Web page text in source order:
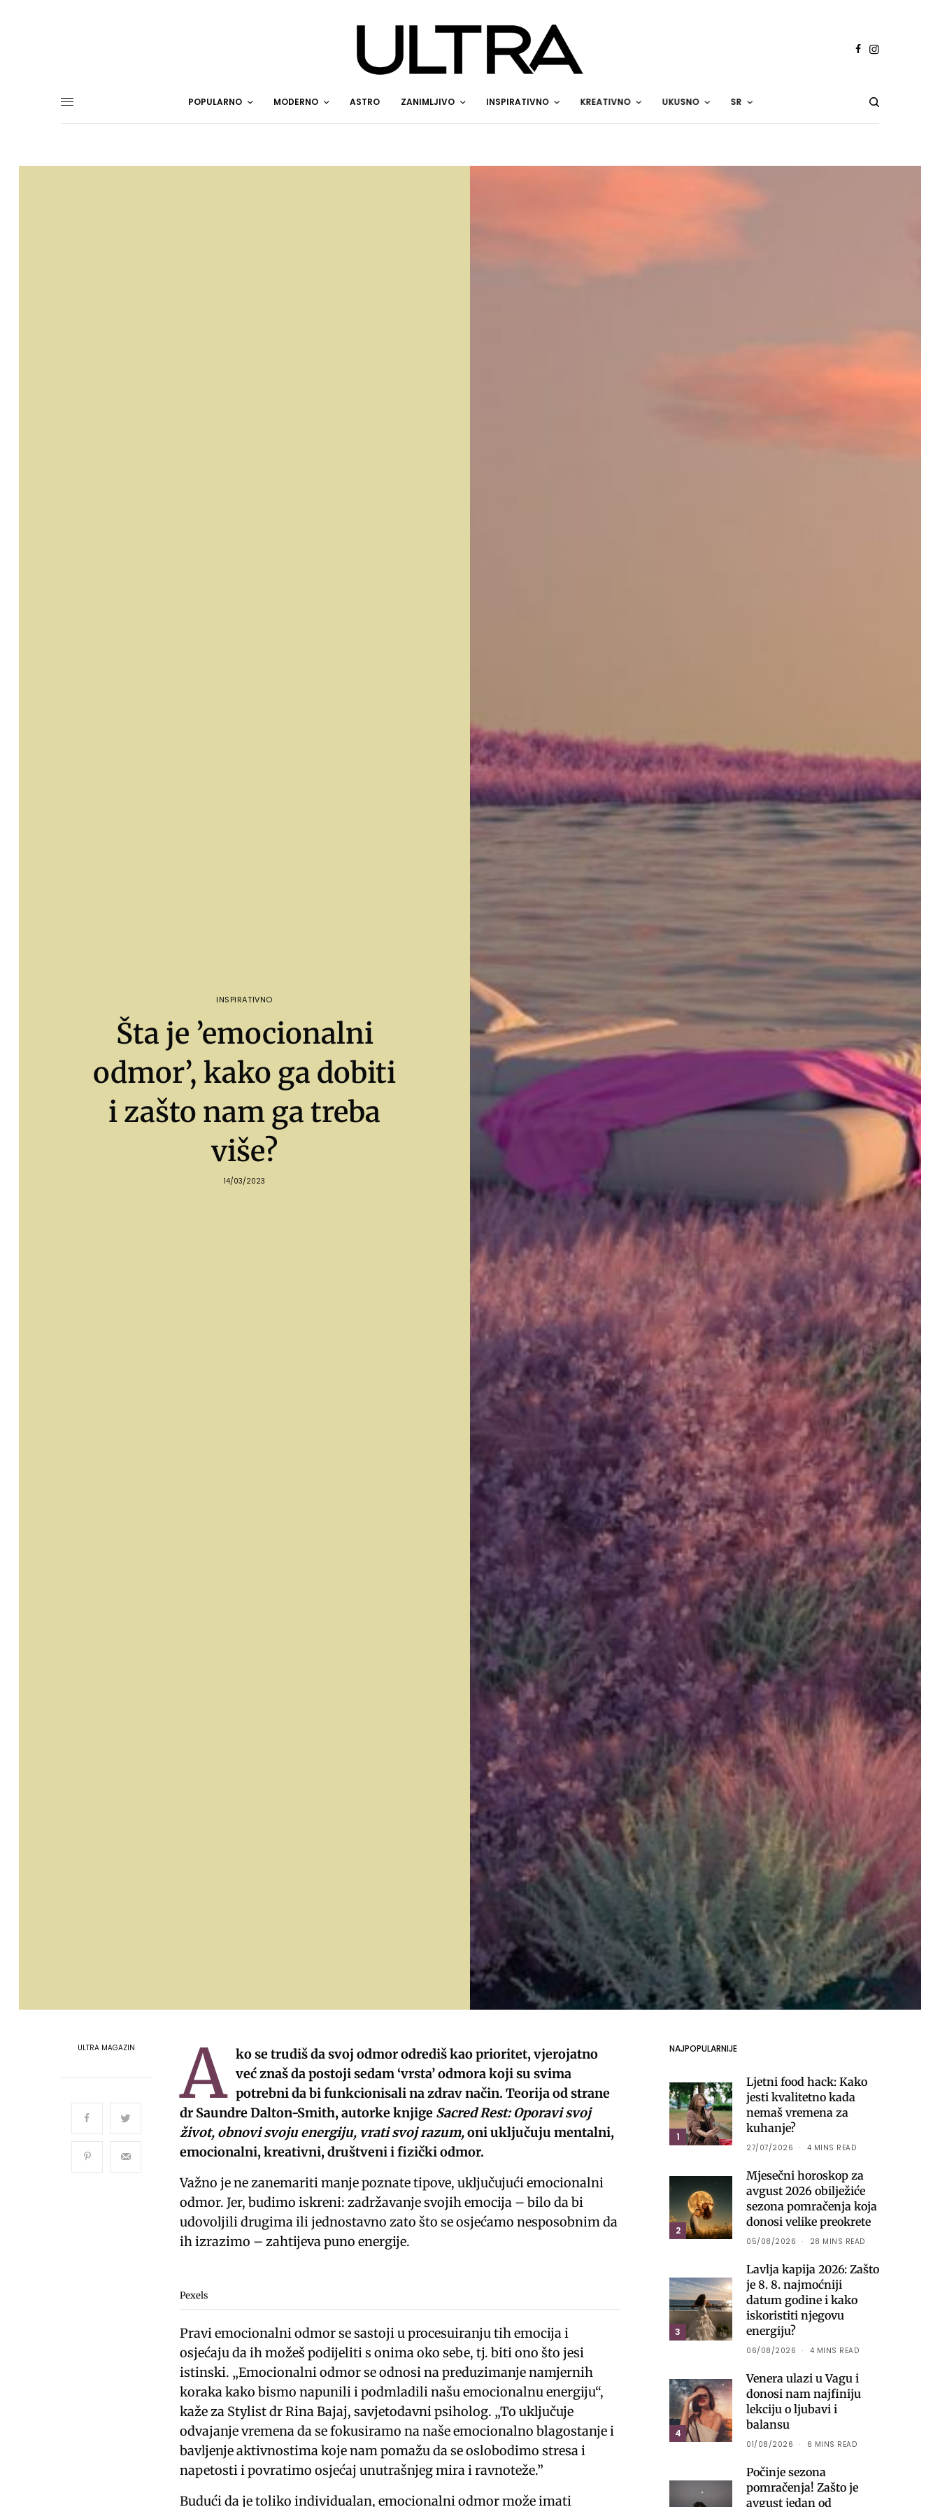
POPULARNO MODERNO ASTRO ZANIMLJIVO INSPIRATIVNO KREATIVNO UKUSNO SR
INSPIRATIVNO
Šta je ’emocionalni
odmor’, kako ga dobiti
i zašto nam ga treba
više?
14/03/2023
ULTRA MAGAZIN A ko se trudiš da svoj odmor odrediš kao prioritet, vjerojatno
već znaš da postoji sedam ‘vrsta’ odmora koji su svima
potrebni da bi funkcionisali na zdrav način. Teorija od strane
dr Saundre Dalton-Smith, autorke knjige Sacred Rest: Oporavi svoj
život, obnovi svoju energiju, vrati svoj razum,oni uključuju mentalni,
emocionalni, kreativni, društveni i fizički odmor.
Važno je ne zanemariti manje poznate tipove, uključujući emocionalni
odmor. Jer, budimo iskreni: zadržavanje svojih emocija – bilo da bi
udovoljili drugima ili jednostavno zato što se osjećamo nesposobnim da
ih izrazimo – zahtijeva puno energije.
Pexels
Pravi emocionalni odmor se sastoji u procesuiranju tih emocija i
osjećaju da ih možeš podijeliti s onima oko sebe, tj. biti ono što jesi
istinski. „Emocionalni odmor se odnosi na preduzimanje namjernih
koraka kako bismo napunili i podmladili našu emocionalnu energiju“,
kaže za Stylist dr Rina Bajaj, savjetodavni psiholog. „To uključuje
odvajanje vremena da se fokusiramo na naše emocionalno blagostanje i
bavljenje aktivnostima koje nam pomažu da se oslobodimo stresa i
napetosti i povratimo osjećaj unutrašnjeg mira i ravnoteže.”
Budući da je toliko individualan, emocionalni odmor može imati
NAJPOPULARNIJE
1
Ljetni food hack: Kako
jesti kvalitetno kada
nemaš vremena za
kuhanje?
27/07/2026 4 MINS READ
2
Mjesečni horoskop za
avgust 2026 obilježiće
sezona pomračenja koja
donosi velike preokrete
05/08/2026 28 MINS READ
3
Lavlja kapija 2026: Zašto
je 8. 8. najmoćniji
datum godine i kako
iskoristiti njegovu
energiju?
06/08/2026 4 MINS READ
4
Venera ulazi u Vagu i
donosi nam najfiniju
lekciju o ljubavi i
balansu
01/08/2026 6 MINS READ
Počinje sezona
pomračenja! Zašto je
avgust jedan od